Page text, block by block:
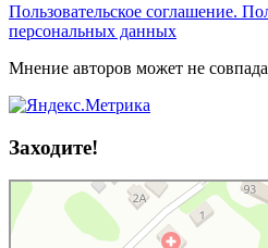
Пользовательское соглашение.
персональных данных
Мнение авторов может не
Заходите!